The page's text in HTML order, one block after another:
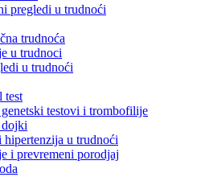
pregledi u trudnoći
trudnoća
u trudnoci
u trudnoći
test
testovi i trombofilije
hipertenzija u trudnoći
i prevremeni porodjaj